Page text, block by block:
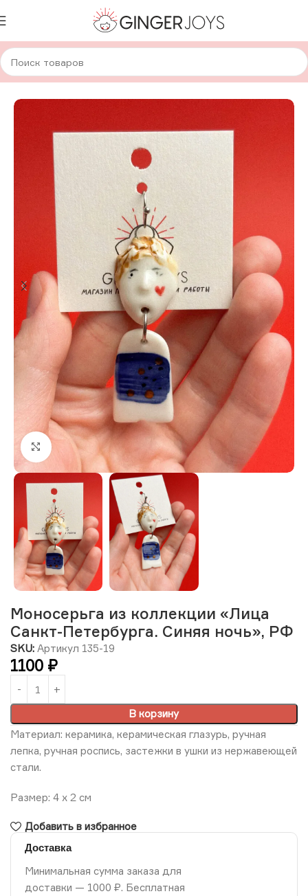
Главная Украшения Кулоны Керамические кулоны
Нажмите, чтобы увеличить изображение
Моносерьга из коллекции «Лица
Санкт-Петербурга. Синяя ночь», РФ
SKU: Артикул 135-19
1100 ₽
В корзину
Материал: керамика, керамическая глазурь, ручная
лепка, ручная роспись, застежки в ушки из нержавеющей
стали.
Размер: 4 х 2 см
Добавить в избранное
Доставка
Минимальная сумма заказа для
доставки — 1000 ₽. Бесплатная